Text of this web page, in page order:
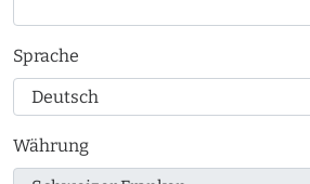
Sprache
Währung